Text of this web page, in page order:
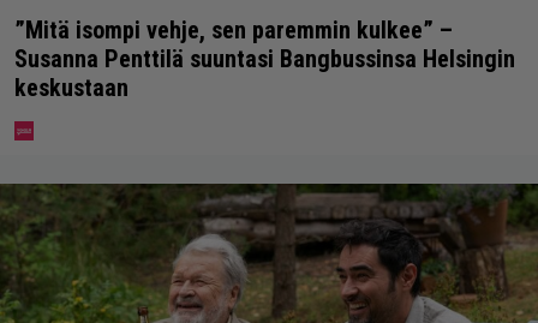
”Mitä isompi vehje, sen paremmin kulkee” –
Susanna Penttilä suuntasi Bangbussinsa Helsingin
keskustaan